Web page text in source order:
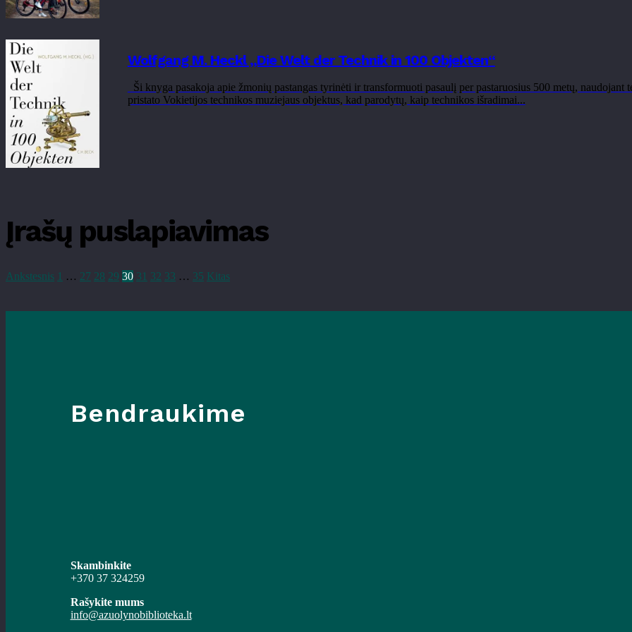
Wolfgang M. Heckl „Die Welt der Technik in 100 Objekten“
Ši knyga pasakoja apie žmonių pastangas tyrinėti ir transformuoti pasaulį per pastaruosius 500 metų,
pristato Vokietijos technikos muziejaus objektus, kad parodytų, kaip technikos išradimai...
Įrašų puslapiavimas
Ankstesnis 1 … 27 28 29 30 31 32 33 … 35 Kitas
Bendraukime
Skambinkite
+370 37 324259
Rašykite mums
info@azuolynobiblioteka.lt